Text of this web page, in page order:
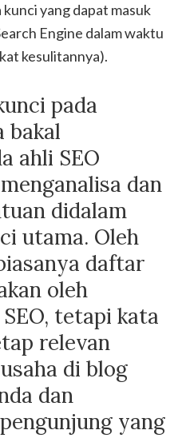
yang dapat masuk
Engine dalam waktu
kesulitannya).
pada
bakal
ahli SEO
dan
didalam
utama. Oleh
daftar
oleh
tetapi kata
relevan
di blog
dan
yang